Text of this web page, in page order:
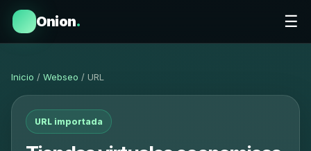
Onion. ☰
Inicio / Webseo / URL
URL importada